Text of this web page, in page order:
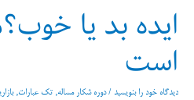
ایده بد یا
است
دیدگاه‌ خود را بنویسید /دوره شکار مساله, تک عبارات,